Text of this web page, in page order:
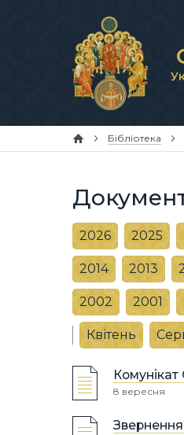
Бібліотека
2026 2025
2014 2013
2002 2001
Квітень
8 вересня